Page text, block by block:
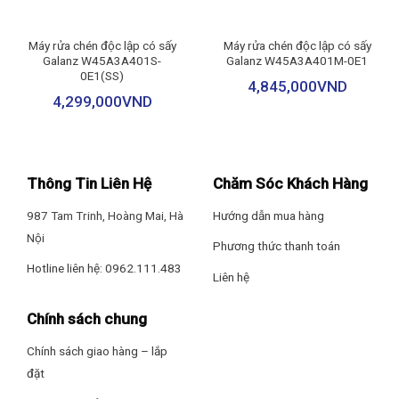
Bảo Hành: 5 năm
RỬA SÂU TĂNG CƯỜNG
làm sạch sâu 360o bát đĩa, đánh
bay mọi vết bẩn.
RÚT NGẮN THỜI GIAN
Máy rửa chén độc lập có sấy
Galanz W45A3A401S-
0E1(SS)
4,299,000VND
Máy rửa chén độc lập có sấy
Galanz W45A3A401M-0E1
4,845,000VND
Thông Tin Liên Hệ
987 Tam Trinh, Hoàng Mai, Hà
Nội
Hotline liên hệ: 0962.111.483
Chăm Sóc Khách Hàng
Hướng dẫn mua hàng
Phương thức thanh toán
Liên hệ
Chính sách chung
Chính sách giao hàng – lắp
đặt